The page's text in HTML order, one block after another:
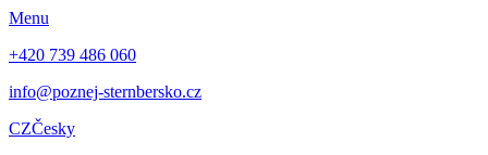
Menu
+420 739 486 060
info@poznej-sternbersko.cz
CZČesky